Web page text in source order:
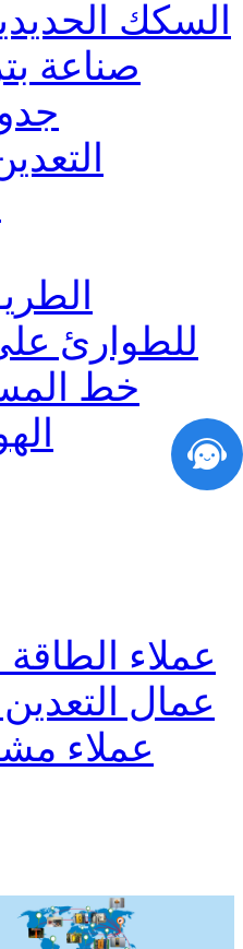
السكك
صناعة
للطوارئ
خط
عملاء الطاقة
عمال
عملاء